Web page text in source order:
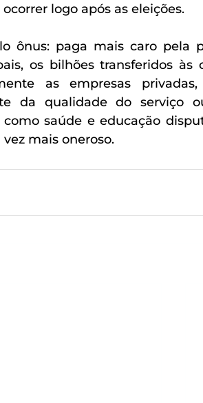
logo após as eleições.
ônus: paga mais caro pela
os bilhões transferidos às
as empresas
da qualidade do serviço
saúde e educação
mais oneroso.